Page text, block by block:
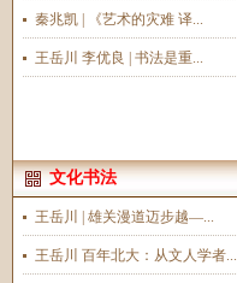
秦兆凯 | 《艺术的灾难 译...
王岳川 李优良 | 书法是重...
文化书法
王岳川 | 雄关漫道迈步越—...
王岳川 百年北大：从文人学者...